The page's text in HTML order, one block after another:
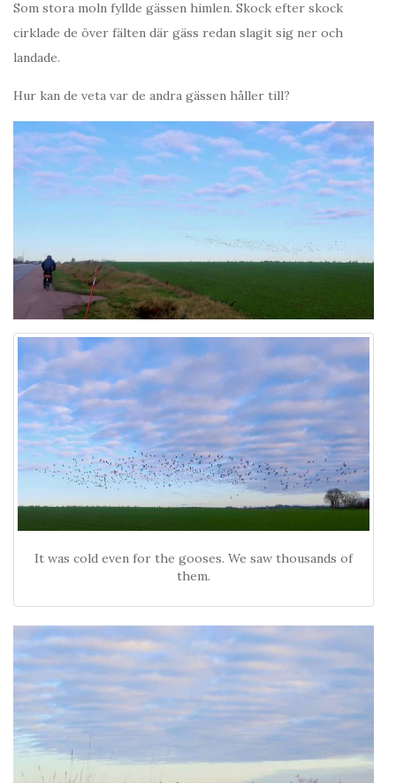
Som stora moln fyllde gässen himlen. Skock efter skock
cirklade de över fälten där gäss redan slagit sig ner och
landade.
Hur kan de veta var de andra gässen håller till?
It was cold even for the gooses. We saw thousands of
them.